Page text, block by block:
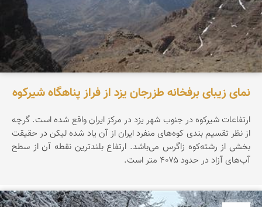
نمای زیبای برفخانه طزرجان یزد از فراز پناهگاه شیرکوه
ارتفاعات شیرکوه در جنوب شهر یزد در مرکز ایران واقع شده است. گرچه
از نظر تقسیم بندی کوه‌های منفرد ایران از آن یاد شده لیکن در حقیقت
بخشی از رشته‌کوه زاگرس می‌باشد. ارتفاع بلندترین نقطه آن از سطح
آب‌های آزاد در حدود ۴۰۷۵ متر است.